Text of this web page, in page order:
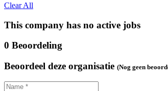
Clear All
This company has no active jobs
0 Beoordeling
Beoordeel deze organisatie (Nog geen